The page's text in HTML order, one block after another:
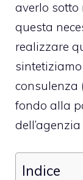
averlo sotto
questa
realizzare
consulenza
fondo alla
Indice